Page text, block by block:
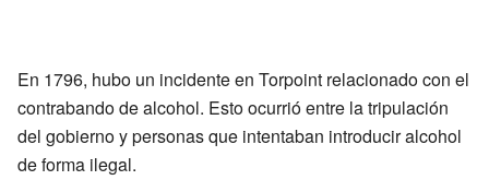
En 1796, hubo un incidente en Torpoint relacionado con el
contrabando de alcohol. Esto ocurrió entre la tripulación
del gobierno y personas que intentaban introducir alcohol
de forma ilegal.